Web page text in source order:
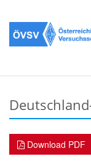
Download PDF